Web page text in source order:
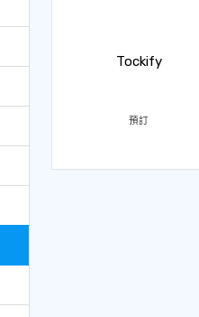
Tockify
預訂